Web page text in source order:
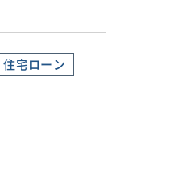
住宅ローン